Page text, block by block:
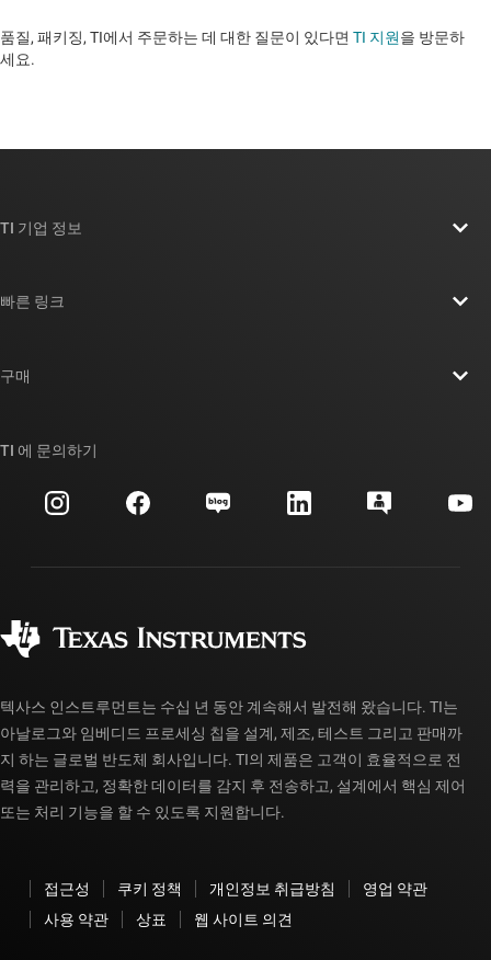
품질, 패키징, TI에서 주문하는 데 대한 질문이 있다면 TI 지원을 방문하
세요. ​​​​​​​​​​​​​​
TI 기업 정보
투자 관계
제조
빠른 링크
대체품 검색
고객 지원 센터
myTI 계정 FAQ
구매
주문 FAQ
TI 에 문의하기
텍사스 인스트루먼트는 수십 년 동안 계속해서 발전해 왔습니다. TI는
아날로그와 임베디드 프로세싱 칩을 설계, 제조, 테스트 그리고 판매까
지 하는 글로벌 반도체 회사입니다. TI의 제품은 고객이 효율적으로 전
력을 관리하고, 정확한 데이터를 감지 후 전송하고, 설계에서 핵심 제어
또는 처리 기능을 할 수 있도록 지원합니다.
접근성 쿠키 정책 개인정보 취급방침
영업 약관
사용 약관
상표 웹 사이트 의견